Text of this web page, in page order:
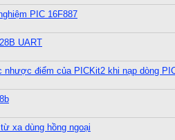
PIC 16F887
UART
nhược điểm của PICKit2 khi nạp dòng
xa dùng hồng ngoại